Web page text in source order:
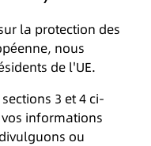
la protection des
nous
de l'UE.
3 et 4 ci-
informations
ou